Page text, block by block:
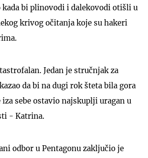
kada bi plinovodi i dalekovodi otišli u
krivog očitanja koje su hakeri
Jedan je stručnjak za
da bi na dugi rok šteta bila gora
sebe ostavio najskuplji uragan u
- Katrina.
odbor u Pentagonu zaključio je